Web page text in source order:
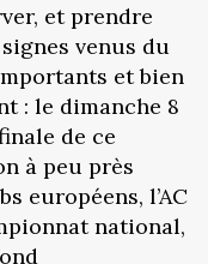
et prendre
venus du
et bien
: le dimanche 8
de ce
à peu près
européens, l’AC
national,